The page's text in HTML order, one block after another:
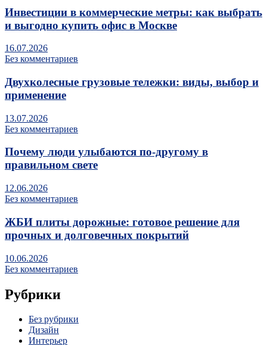
Инвестиции в коммерческие метры: как выбрать
и выгодно купить офис в Москве
16.07.2026
Без комментариев
Двухколесные грузовые тележки: виды, выбор и
применение
13.07.2026
Без комментариев
Почему люди улыбаются по‑другому в
правильном свете
12.06.2026
Без комментариев
ЖБИ плиты дорожные: готовое решение для
прочных и долговечных покрытий
10.06.2026
Без комментариев
Рубрики
Без рубрики
Дизайн
Интерьер